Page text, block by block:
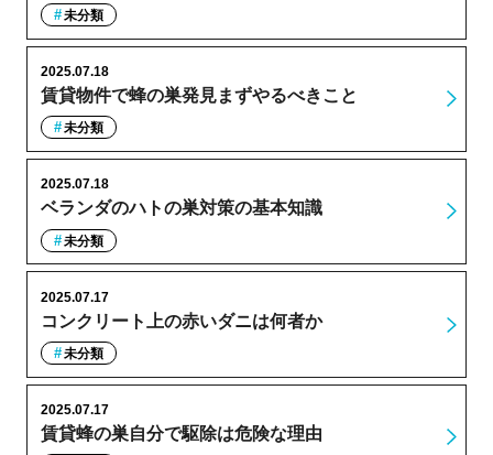
未分類
賃貸物件で蜂の巣発見まずやるべきこと
2025.07.18
未分類
ベランダのハトの巣対策の基本知識
2025.07.18
未分類
コンクリート上の赤いダニは何者か
2025.07.17
未分類
賃貸蜂の巣自分で駆除は危険な理由
2025.07.17